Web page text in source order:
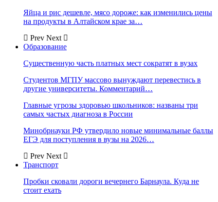
Яйца и рис дешевле, мясо дороже: как изменились цены
на продукты в Алтайском крае за…
Prev Next
Образование
Существенную часть платных мест сократят в вузах
Студентов МГПУ массово вынуждают перевестись в
другие университеты. Комментарий…
Главные угрозы здоровью школьников: названы три
самых частых диагноза в России
Минобрнауки РФ утвердило новые минимальные баллы
ЕГЭ для поступления в вузы на 2026…
Prev Next
Транспорт
Пробки сковали дороги вечернего Барнаула. Куда не
стоит ехать